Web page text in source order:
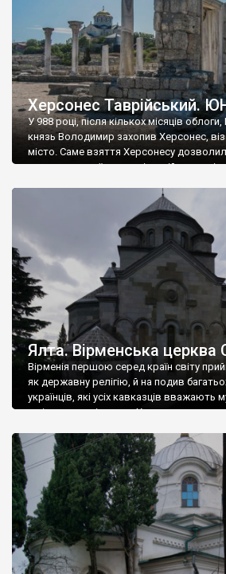
Херсонес Таврійський.
У 988 році, після кількох місяців
князь Володимир захопив Херсонес,
місто. Саме взяття Херсонесу
диктувати свої умови візантійському
Херсонесі Володимир-язичник, став
А потім було Хрещення Русі. На честь
Ялта. Вірменська церква
Вірменія першою серед країн світу
як державну релігію, й на подив
українців, які усіх кавказців вважають
є відданими вірянами Христа